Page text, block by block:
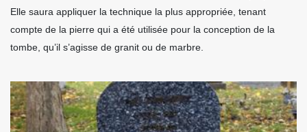
Elle saura appliquer la technique la plus appropriée, tenant
compte de la pierre qui a été utilisée pour la conception de la
tombe, qu’il s’agisse de granit ou de marbre.